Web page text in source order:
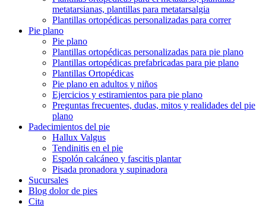
metatarsianas, plantillas para metatarsalgia
Plantillas ortopédicas personalizadas para correr
Pie plano
Pie plano
Plantillas ortopédicas personalizadas para pie plano
Plantillas ortopédicas prefabricadas para pie plano
Plantillas Ortopédicas
Pie plano en adultos y niños
Ejercicios y estiramientos para pie plano
Preguntas frecuentes, dudas, mitos y realidades del pie
plano
Padecimientos del pie
Hallux Valgus
Tendinitis en el pie
Espolón calcáneo y fascitis plantar
Pisada pronadora y supinadora
Sucursales
Blog dolor de pies
Cita